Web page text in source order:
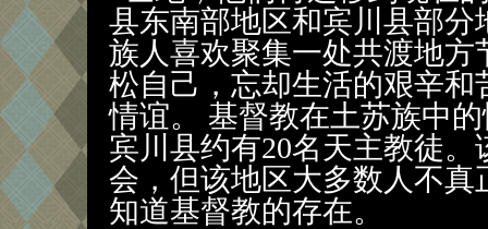
县东南部地区和宾川县部
族人喜欢聚集一处共渡地
松自己，忘却生活的艰辛
情谊。 基督教在土苏族中
宾川县约有20名天主教徒
会，但该地区大多数人不
知道基督教的存在。